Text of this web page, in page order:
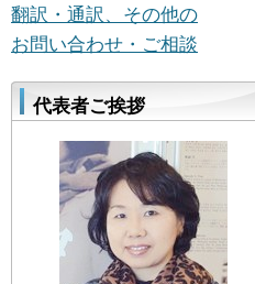
翻訳・通訳、その他の
お問い合わせ・ご相談
代表者ご挨拶